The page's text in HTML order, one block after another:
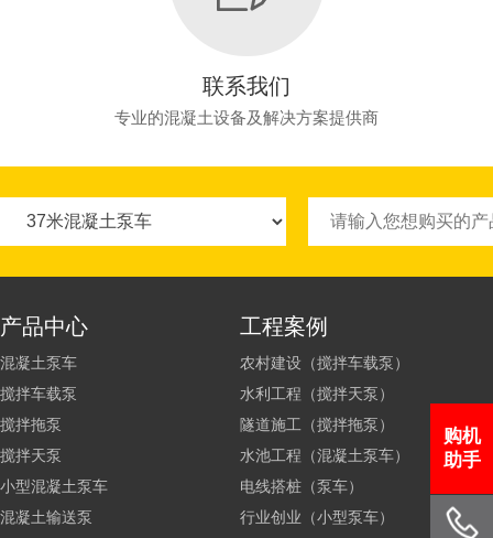
联系我们
专业的混凝土设备及解决方案提供商
产品中心
混凝土泵车
搅拌车载泵
搅拌拖泵
搅拌天泵
小型混凝土泵车
混凝土输送泵
工程案例
农村建设（搅拌车载泵）
水利工程（搅拌天泵）
隧道施工（搅拌拖泵）
水池工程（混凝土泵车）
电线搭桩（泵车）
行业创业（小型泵车）
购机
助手